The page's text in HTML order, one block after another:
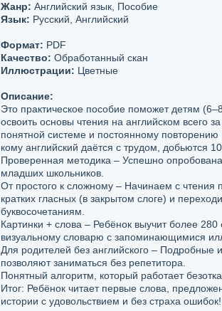
Жанр: Английский язык, Пособие
Язык: Русский, Английский
Формат: PDF
Качество: Обработанный скан
Иллюстрации: Цветные
Описание:
Это практическое пособие поможет детям
освоить основы чтения на английском всего
понятной системе и постоянному
кому английский даётся с трудом, добьются
Проверенная методика – Успешно
младших школьников.
От простого к сложному – Начинаем с чтения
кратких гласных (в закрытом слоге) и
буквосочетаниям.
Картинки + слова – Ребёнок выучит более 280
визуальному словарю с запоминающимися
Для родителей без английского – Подробные
позволяют заниматься без репетитора.
Понятный алгоритм, который работает
Итог: Ребёнок читает первые слова,
истории с удовольствием и без страха ошибок!